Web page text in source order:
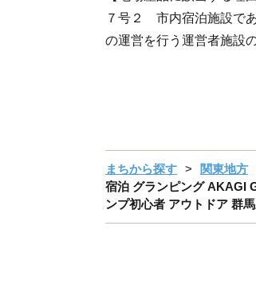
７号２ 市内宿泊施設で
の運営を行う運営者施設
まちから探す 関東地方
宿泊 グランピング AKAGI
ンプ初心者 アウトドア 群